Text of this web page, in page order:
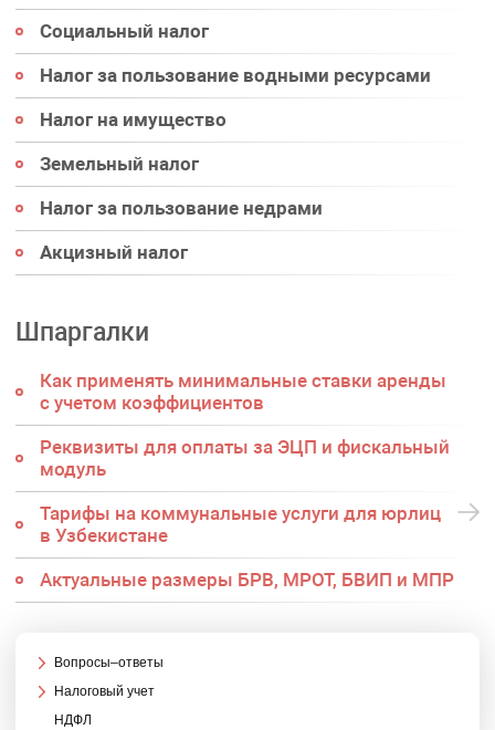
Социальный налог
Налог за пользование водными ресурсами
Налог на имущество
Земельный налог
Налог за пользование недрами
Акцизный налог
Шпаргалки
Как применять минимальные ставки аренды
с учетом коэффициентов
Реквизиты для оплаты за ЭЦП и фискальный
модуль
Тарифы на коммунальные услуги для юрлиц
в Узбекистане
Актуальные размеры БРВ, МРОТ, БВИП и МПР
Вопросы–ответы
Налоговый учет
НДФЛ